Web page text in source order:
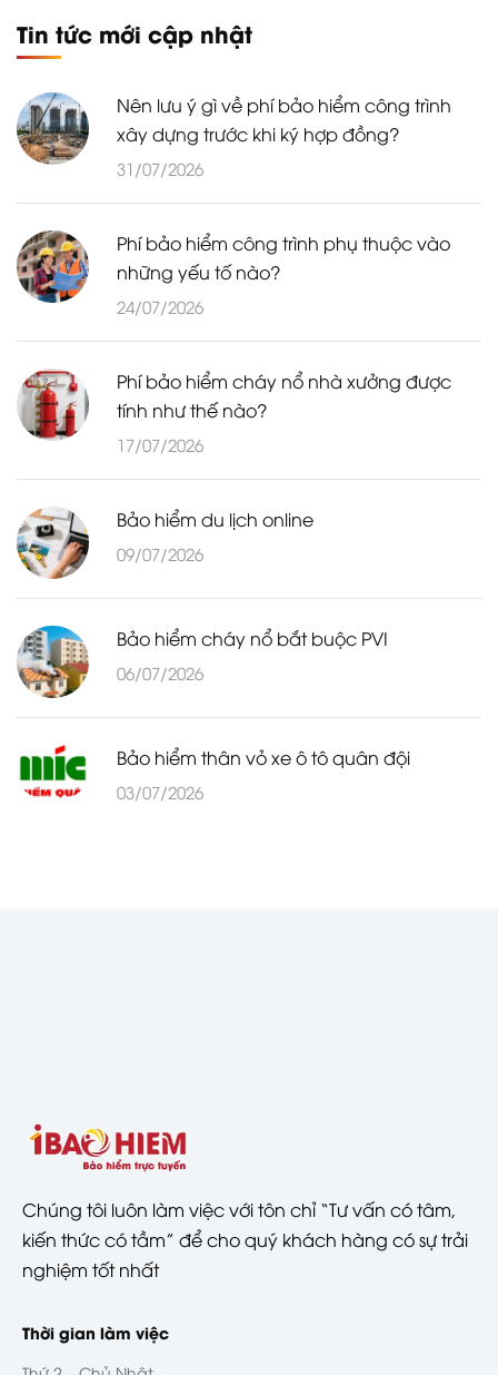
Tin tức mới cập nhật
Nên lưu ý gì về phí bảo hiểm công trình
xây dựng trước khi ký hợp đồng?
31/07/2026
Phí bảo hiểm công trình phụ thuộc vào
những yếu tố nào?
24/07/2026
Phí bảo hiểm cháy nổ nhà xưởng được
tính như thế nào?
17/07/2026
Bảo hiểm du lịch online
09/07/2026
Bảo hiểm cháy nổ bắt buộc PVI
06/07/2026
Bảo hiểm thân vỏ xe ô tô quân đội
03/07/2026
Chúng tôi luôn làm việc với tôn chỉ “Tư vấn có tâm,
kiến thức có tầm” để cho quý khách hàng có sự trải
nghiệm tốt nhất
Thời gian làm việc